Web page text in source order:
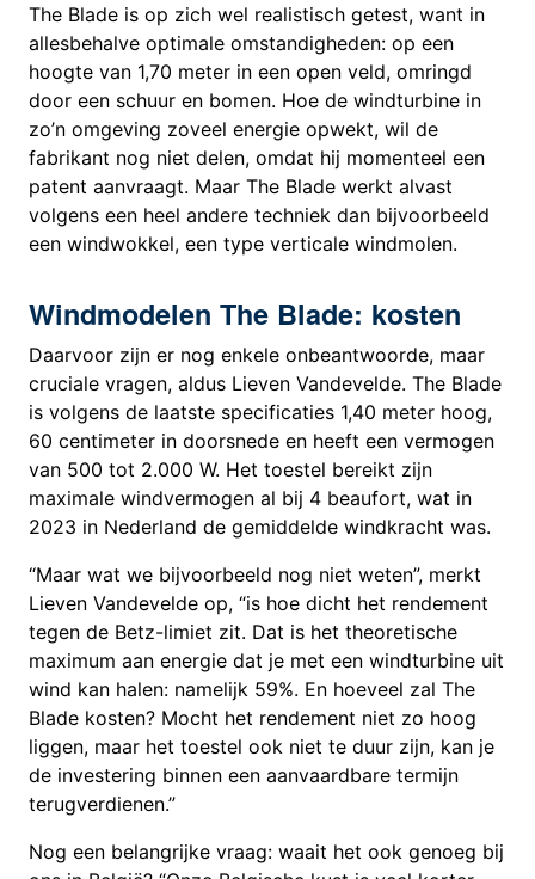
The Blade is op zich wel realistisch getest, want in
allesbehalve optimale omstandigheden: op een
hoogte van 1,70 meter in een open veld, omringd
door een schuur en bomen. Hoe de windturbine in
zo’n omgeving zoveel energie opwekt, wil de
fabrikant nog niet delen, omdat hij momenteel een
patent aanvraagt. Maar The Blade werkt alvast
volgens een heel andere techniek dan bijvoorbeeld
een windwokkel, een type verticale windmolen.
Windmodelen The Blade: kosten
Daarvoor zijn er nog enkele onbeantwoorde, maar
cruciale vragen, aldus Lieven Vandevelde. The Blade
is volgens de laatste specificaties 1,40 meter hoog,
60 centimeter in doorsnede en heeft een vermogen
van 500 tot 2.000 W. Het toestel bereikt zijn
maximale windvermogen al bij 4 beaufort, wat in
2023 in Nederland de gemiddelde windkracht was.
“Maar wat we bijvoorbeeld nog niet weten”, merkt
Lieven Vandevelde op, “is hoe dicht het rendement
tegen de Betz-limiet zit. Dat is het theoretische
maximum aan energie dat je met een windturbine uit
wind kan halen: namelijk 59%. En hoeveel zal The
Blade kosten? Mocht het rendement niet zo hoog
liggen, maar het toestel ook niet te duur zijn, kan je
de investering binnen een aanvaardbare termijn
terugverdienen.”
Nog een belangrijke vraag: waait het ook genoeg bij